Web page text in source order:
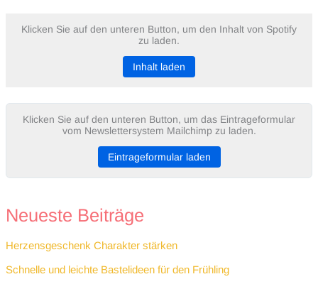
Klicken Sie auf den unteren Button, um den Inhalt von Spotify
zu laden.
Inhalt laden
Klicken Sie auf den unteren Button, um das Eintrageformular
vom Newslettersystem Mailchimp zu laden.
Eintrageformular laden
Neueste Beiträge
Herzensgeschenk Charakter stärken
Schnelle und leichte Bastelideen für den Frühling